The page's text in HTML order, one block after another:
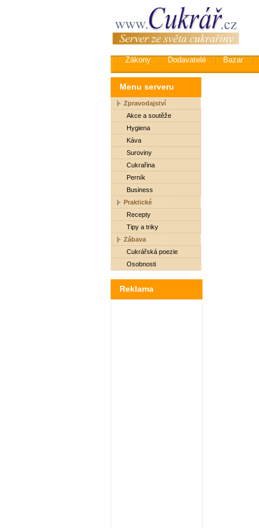
Zákony Dodavatelé Bazar
Menu serveru
Zpravodajství
Akce a soutěže
Hygiena
Káva
Suroviny
Cukrařina
Perník
Business
Praktické
Recepty
Tipy a triky
Zábava
Cukrářská poezie
Osobnosti
Reklama